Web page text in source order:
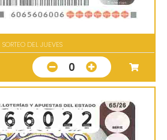
SORTEO DEL JUEVES
0